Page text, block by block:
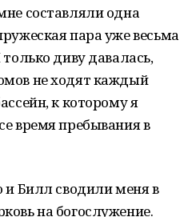
составляли одна
пара уже весьма
диву давалась,
не ходят каждый
к которому я
время пребывания в
и Билл сводили меня в
на богослужение.